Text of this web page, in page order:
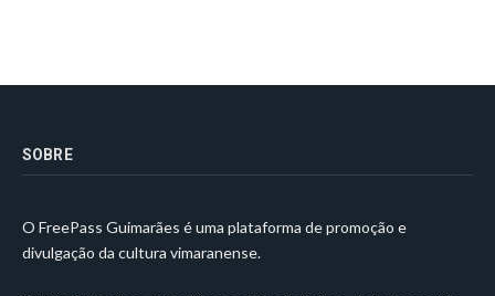
SOBRE
O FreePass Guimarães é uma plataforma de promoção e
divulgação da cultura vimaranense.